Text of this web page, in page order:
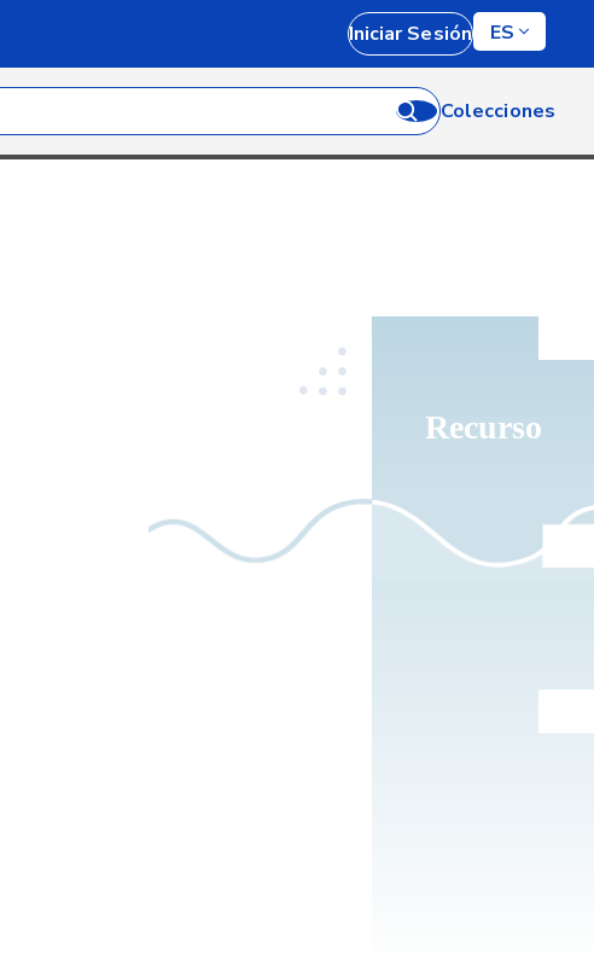
Iniciar Sesión ES
Colecciones
Recurso